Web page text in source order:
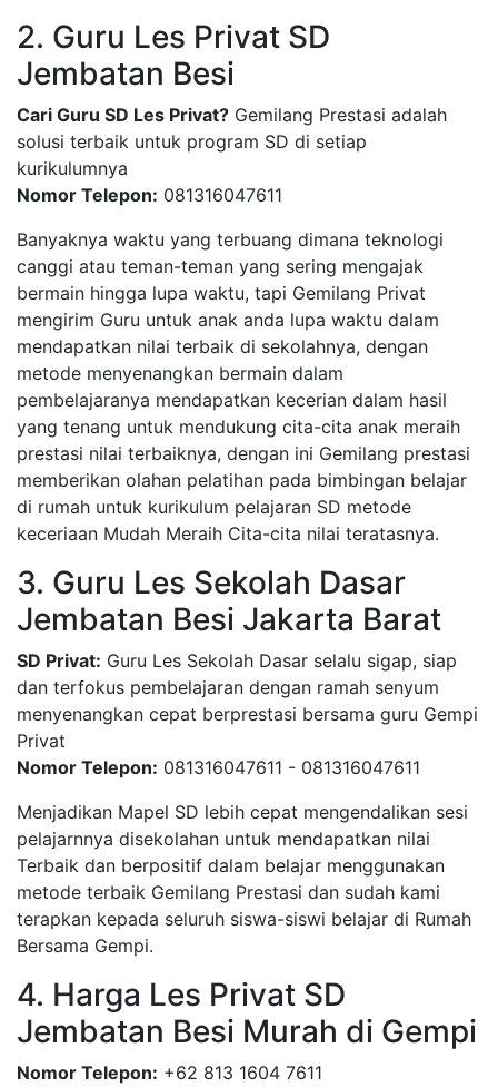
2. Guru Les Privat SD
Jembatan Besi
Cari Guru SD Les Privat? Gemilang Prestasi adalah
solusi terbaik untuk program SD di setiap
kurikulumnya
Nomor Telepon: 081316047611
Banyaknya waktu yang terbuang dimana teknologi
canggi atau teman-teman yang sering mengajak
bermain hingga lupa waktu, tapi Gemilang Privat
mengirim Guru untuk anak anda lupa waktu dalam
mendapatkan nilai terbaik di sekolahnya, dengan
metode menyenangkan bermain dalam
pembelajaranya mendapatkan kecerian dalam hasil
yang tenang untuk mendukung cita-cita anak meraih
prestasi nilai terbaiknya, dengan ini Gemilang prestasi
memberikan olahan pelatihan pada bimbingan belajar
di rumah untuk kurikulum pelajaran SD metode
keceriaan Mudah Meraih Cita-cita nilai teratasnya.
3. Guru Les Sekolah Dasar
Jembatan Besi Jakarta Barat
SD Privat: Guru Les Sekolah Dasar selalu sigap, siap
dan terfokus pembelajaran dengan ramah senyum
menyenangkan cepat berprestasi bersama guru Gempi
Privat
Nomor Telepon: 081316047611 - 081316047611
Menjadikan Mapel SD lebih cepat mengendalikan sesi
pelajarnnya disekolahan untuk mendapatkan nilai
Terbaik dan berpositif dalam belajar menggunakan
metode terbaik Gemilang Prestasi dan sudah kami
terapkan kepada seluruh siswa-siswi belajar di Rumah
Bersama Gempi.
4. Harga Les Privat SD
Jembatan Besi Murah di Gempi
Nomor Telepon: +62 813 1604 7611